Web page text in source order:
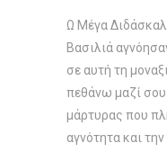
Ω Μέγα
Βασιλιά
σε αυτή τη
πεθάνω μαζί
μάρτυρας που
αγνότητα και